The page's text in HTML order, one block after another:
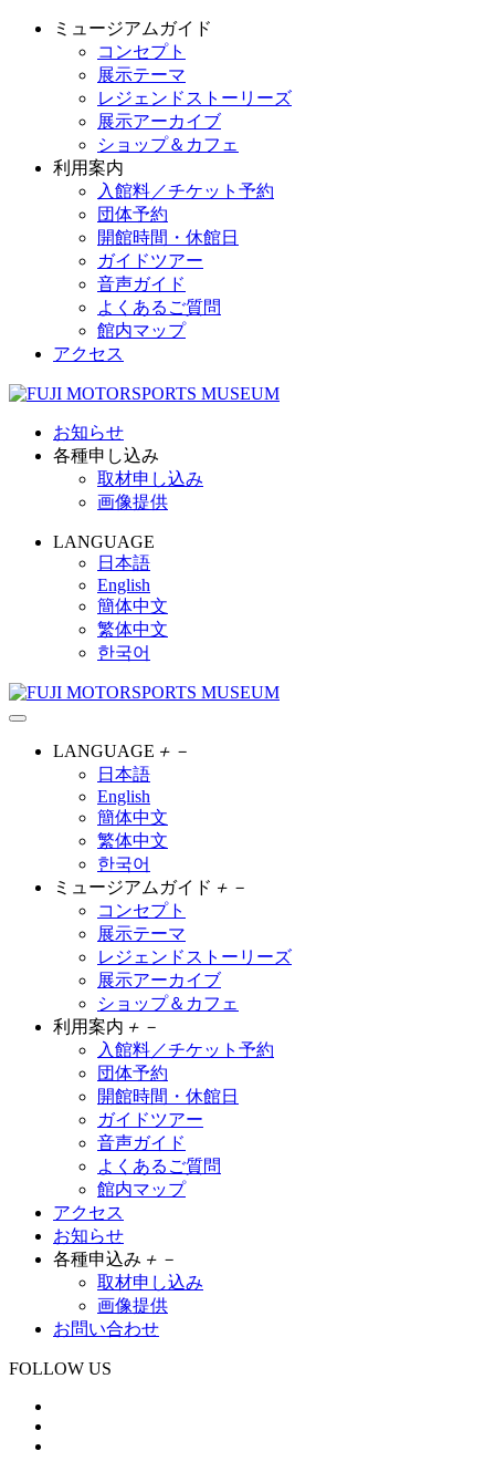
ミュージアムガイド
コンセプト
展示テーマ
レジェンドストーリーズ
展示アーカイブ
ショップ＆カフェ
利用案内
入館料／チケット予約
団体予約
開館時間・休館日
ガイドツアー
音声ガイド
よくあるご質問
館内マップ
アクセス
お知らせ
各種申し込み
取材申し込み
画像提供
LANGUAGE
日本語
English
簡体中文
繁体中文
한국어
LANGUAGE ＋ －
日本語
English
簡体中文
繁体中文
한국어
ミュージアムガイド ＋ －
コンセプト
展示テーマ
レジェンドストーリーズ
展示アーカイブ
ショップ＆カフェ
利用案内 ＋ －
入館料／チケット予約
団体予約
開館時間・休館日
ガイドツアー
音声ガイド
よくあるご質問
館内マップ
アクセス
お知らせ
各種申込み ＋ －
取材申し込み
画像提供
お問い合わせ
FOLLOW US